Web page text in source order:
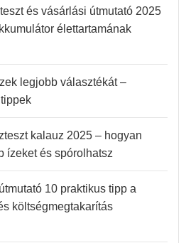
és vásárlási útmutató 2025
élettartamának
legjobb választékát –
kalauz 2025 – hogyan
ízeket és spórolhatsz
10 praktikus tipp a
költségmegtakarítás